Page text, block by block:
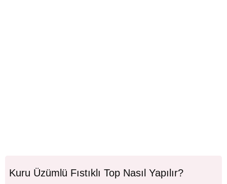
Kuru Üzümlü Fıstıklı Top Nasıl Yapılır?